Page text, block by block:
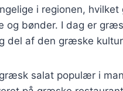
i regionen,
og bønder. I dag er
del af den græske
salat populær i